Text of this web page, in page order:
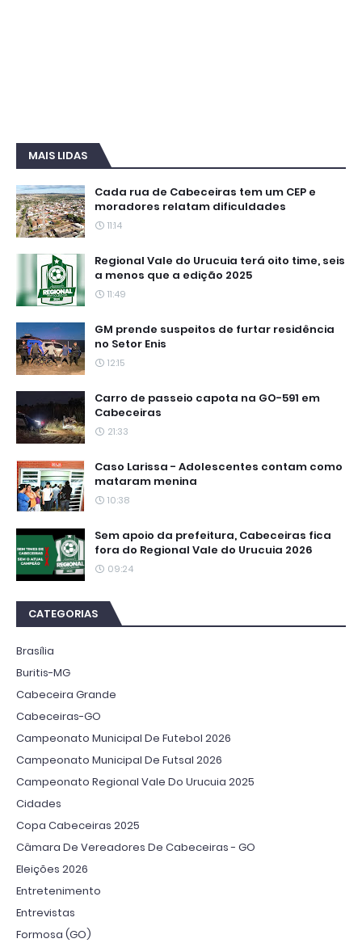
MAIS LIDAS
Cada rua de Cabeceiras tem um CEP e
moradores relatam dificuldades
11:14
Regional Vale do Urucuia terá oito time, seis
a menos que a edição 2025
11:49
GM prende suspeitos de furtar residência
no Setor Enis
12:15
Carro de passeio capota na GO-591 em
Cabeceiras
21:33
Caso Larissa - Adolescentes contam como
mataram menina
10:38
Sem apoio da prefeitura, Cabeceiras fica
fora do Regional Vale do Urucuia 2026
09:24
CATEGORIAS
Brasília
Buritis-MG
Cabeceira Grande
Cabeceiras-GO
Campeonato Municipal De Futebol 2026
Campeonato Municipal De Futsal 2026
Campeonato Regional Vale Do Urucuia 2025
Cidades
Copa Cabeceiras 2025
Câmara De Vereadores De Cabeceiras - GO
Eleições 2026
Entretenimento
Entrevistas
Formosa (GO)